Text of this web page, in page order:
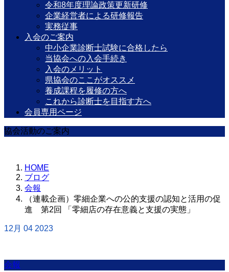
令和8年度理論政策更新研修
企業経営者による研修報告
実務従事
入会のご案内
中小企業診断士試験に合格したら
当協会への入会手続き
入会のメリット
県協会のここがオススメ
養成課程を履修の方へ
これから診断士を目指す方へ
会員専用ページ
協会活動のご案内
HOME
ブログ
会報
（連載企画）零細企業への公的支援の認知と活用の促
進 第2回 「零細店の存在意義と支援の実態」
12月 04 2023
会報